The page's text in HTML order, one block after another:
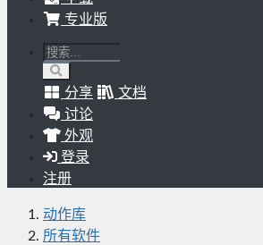
专业版
分享
文档
讨论
外观
登录
注册
动作库
所有软件